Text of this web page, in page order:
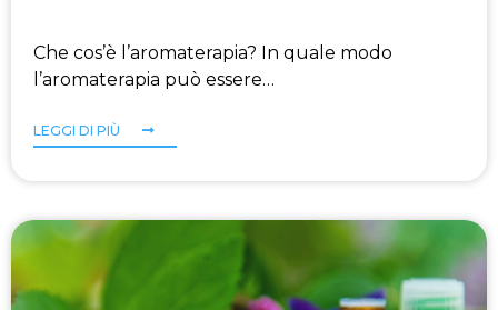
Che cos’è l’aromaterapia? In quale modo
l’aromaterapia può essere…
LEGGI DI PIÙ